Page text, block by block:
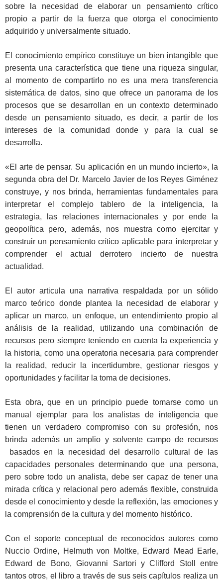
sobre la necesidad de elaborar un pensamiento crítico
propio a partir de la fuerza que otorga el conocimiento
adquirido y universalmente situado.
El conocimiento empírico constituye un bien intangible que
presenta una característica que tiene una riqueza singular,
al momento de compartirlo no es una mera transferencia
sistemática de datos, sino que ofrece un panorama de los
procesos que se desarrollan en un contexto determinado
desde un pensamiento situado, es decir, a partir de los
intereses de la comunidad donde y para la cual se
desarrolla.
«El arte de pensar. Su aplicación en un mundo incierto», la
segunda obra del Dr. Marcelo Javier de los Reyes Giménez
construye, y nos brinda, herramientas fundamentales para
interpretar el complejo tablero de la inteligencia, la
estrategia, las relaciones internacionales y por ende la
geopolítica pero, además, nos muestra como ejercitar y
construir un pensamiento crítico aplicable para interpretar y
comprender el actual derrotero incierto de nuestra
actualidad.
El autor articula una narrativa respaldada por un sólido
marco teórico donde plantea la necesidad de elaborar y
aplicar un marco, un enfoque, un entendimiento propio al
análisis de la realidad, utilizando una combinación de
recursos pero siempre teniendo en cuenta la experiencia y
la historia, como una operatoria necesaria para comprender
la realidad, reducir la incertidumbre, gestionar riesgos y
oportunidades y facilitar la toma de decisiones.
Esta obra, que en un principio puede tomarse como un
manual ejemplar para los analistas de inteligencia que
tienen un verdadero compromiso con su profesión, nos
brinda además un amplio y solvente campo de recursos
basados en la necesidad del desarrollo cultural de las
capacidades personales determinando que una persona,
pero sobre todo un analista, debe ser capaz de tener una
mirada crítica y relacional pero además flexible, construida
desde el conocimiento y desde la reflexión, las emociones y
la comprensión de la cultura y del momento histórico.
Con el soporte conceptual de reconocidos autores como
Nuccio Ordine, Helmuth von Moltke, Edward Mead Earle,
Edward de Bono, Giovanni Sartori y Clifford Stoll entre
tantos otros, el libro a través de sus seis capítulos realiza un